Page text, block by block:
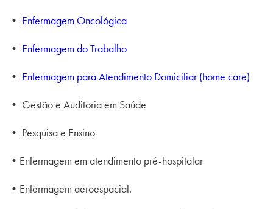
• Enfermagem Oncológica
• Enfermagem do Trabalho
• Enfermagem para Atendimento Domiciliar (home care)
• Gestão e Auditoria em Saúde
• Pesquisa e Ensino
•Enfermagem em atendimento pré-hospitalar
•Enfermagem aeroespacial.